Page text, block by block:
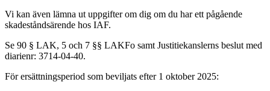
Vi kan även lämna ut uppgifter om dig om du har ett pågående
skadeståndsärende hos IAF.
Se 90 § LAK, 5 och 7 §§ LAKFo samt Justitiekanslerns beslut med
diarienr: 3714-04-40.
För ersättningsperiod som beviljats efter 1 oktober 2025: